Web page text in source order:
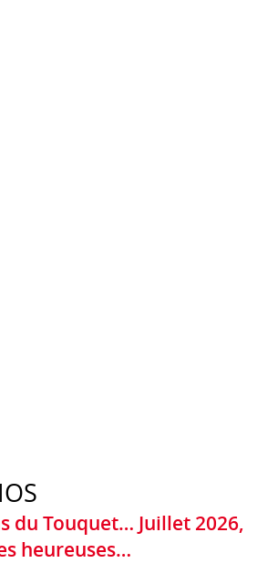
du Touquet… Juillet 2026,
heureuses…